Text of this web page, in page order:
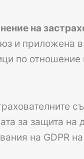
на
и приложена
по
за защита
на GDPR